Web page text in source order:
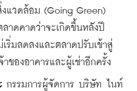
แวดล้อม (Going Green)
าดคาดว่าจะเกิดขึ้นหลังปี
ริ่มลดลงและตลาดปรับเข้าสู่
ของอาคารและผู้เช่าอีกครั้ง
กรรมการผู้จัดการ บริษัท ไนท์